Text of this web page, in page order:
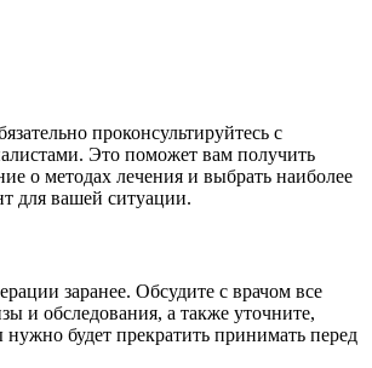
проконсультируйтесь с
Это поможет вам получить
о методах лечения и выбрать наиболее
для вашей ситуации.
заранее. Обсудите с врачом все
и обследования, а также уточните,
будет прекратить принимать перед